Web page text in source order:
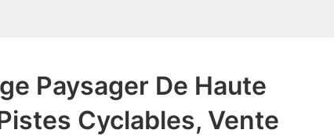
Paysager De Haute
Cyclables, Vente